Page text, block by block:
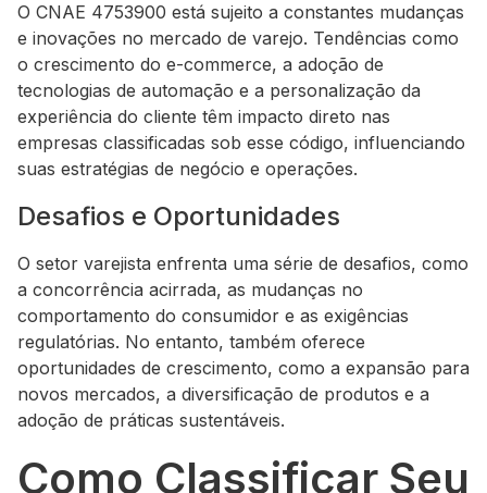
O CNAE 4753900 está sujeito a constantes mudanças
e inovações no mercado de varejo. Tendências como
o crescimento do e-commerce, a adoção de
tecnologias de automação e a personalização da
experiência do cliente têm impacto direto nas
empresas classificadas sob esse código, influenciando
suas estratégias de negócio e operações.
Desafios e Oportunidades
O setor varejista enfrenta uma série de desafios, como
a concorrência acirrada, as mudanças no
comportamento do consumidor e as exigências
regulatórias. No entanto, também oferece
oportunidades de crescimento, como a expansão para
novos mercados, a diversificação de produtos e a
adoção de práticas sustentáveis.
Como Classificar Seu